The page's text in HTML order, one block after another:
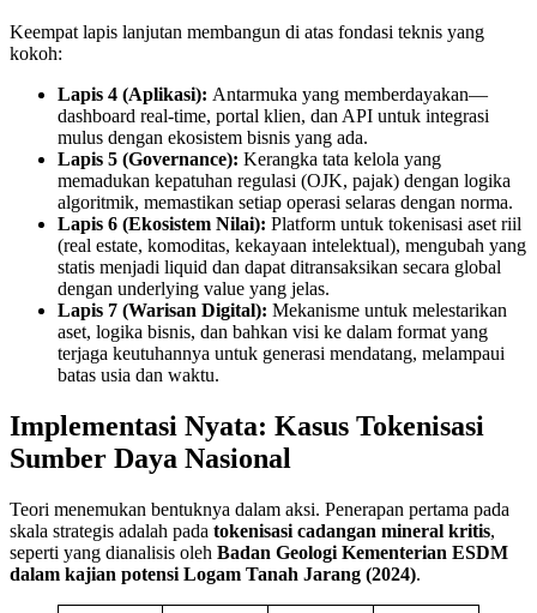
Keempat lapis lanjutan membangun di atas fondasi teknis yang
kokoh:
Lapis 4 (Aplikasi): Antarmuka yang memberdayakan—
dashboard real-time, portal klien, dan API untuk integrasi
mulus dengan ekosistem bisnis yang ada.
Lapis 5 (Governance): Kerangka tata kelola yang
memadukan kepatuhan regulasi (OJK, pajak) dengan logika
algoritmik, memastikan setiap operasi selaras dengan norma.
Lapis 6 (Ekosistem Nilai): Platform untuk tokenisasi aset riil
(real estate, komoditas, kekayaan intelektual), mengubah yang
statis menjadi liquid dan dapat ditransaksikan secara global
dengan underlying value yang jelas.
Lapis 7 (Warisan Digital): Mekanisme untuk melestarikan
aset, logika bisnis, dan bahkan visi ke dalam format yang
terjaga keutuhannya untuk generasi mendatang, melampaui
batas usia dan waktu.
Implementasi Nyata: Kasus Tokenisasi
Sumber Daya Nasional
Teori menemukan bentuknya dalam aksi. Penerapan pertama pada
skala strategis adalah pada tokenisasi cadangan mineral kritis,
seperti yang dianalisis oleh Badan Geologi Kementerian ESDM
dalam kajian potensi Logam Tanah Jarang (2024).